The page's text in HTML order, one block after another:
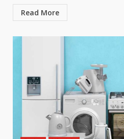
Read More